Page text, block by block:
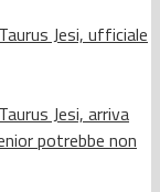
Jesi, ufficiale
Jesi, arriva
potrebbe non